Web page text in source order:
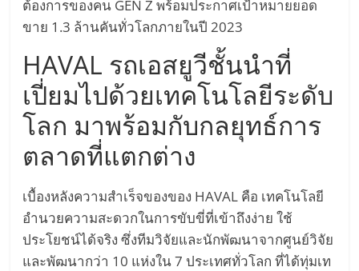
ต้องการของคน GEN Z พร้อมประกาศเป้าหมายยอด
ขาย 1.3 ล้านคันทั่วโลกภายในปี 2023
HAVAL รถเอสยูวีชั้นนำที่
เปี่ยมไปด้วยเทคโนโลยีระดับ
โลก มาพร้อมกับกลยุทธ์การ
ตลาดที่แตกต่าง
เบื้องหลังความสำเร็จของของ HAVAL คือ เทคโนโลยี
อำนวยความสะดวกในการขับขี่ที่เข้าถึงง่าย ใช้
ประโยชน์ได้จริง ซึ่งทีมวิจัยและนักพัฒนาจากศูนย์วิจัย
และพัฒนากว่า 10 แห่งใน 7 ประเทศทั่วโลก ที่ได้ทุ่มเท